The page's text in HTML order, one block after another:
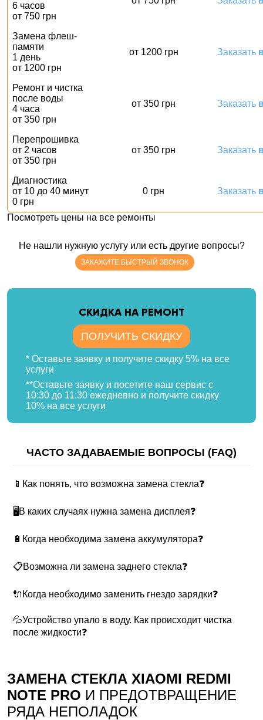
6 часов
от 750 грн
Замена флеш-
памяти
1 день
от 1200 грн
от 1200 грн Заказать
Ремонт и чистка
после воды
4 часа
от 350 грн
от 350 грн Заказать
Перепрошивка
от 2 часов
от 350 грн
от 350 грн Заказать
Диагностика
от 10 до 40 минут
0 грн
0 грн Заказать
Посмотреть цены на все ремонты
Не нашли нужную услугу или есть другие вопросы?
ЗАКАЖИТЕ БЫСТРЫЙ ЗВОНОК
CКИДКА НА РЕМОНТ
ПОЛУЧИТЬ СКИДКУ
* Оставьте заявку и получите скидку 5% на все
услуги
**Оставьте заявку и посетите наш сервис с
10:30 до 11:30 ежедневно и получите скидку
10% на все услуги
ЧАСТО ЗАДАВАЕМЫЕ ВОПРОСЫ (FAQ)
📱Как понять, что возможна замена стекла❓
🖥В каких случаях нужна замена дисплея❓
🔋Когда необходима замена аккумулятора❓
📋Возможна ли замена заднего стекла❓
🔌Когда необходимо заменить гнездо зарядки❓
💦Устройство упало в воду. Как происходит чистка
после жидкости❓
ЗАМЕНА СТЕКЛА XIAOMI REDMI
NOTE PRO И ПРЕДОТВРАЩЕНИЕ
РЯДА НЕПОЛАДОК